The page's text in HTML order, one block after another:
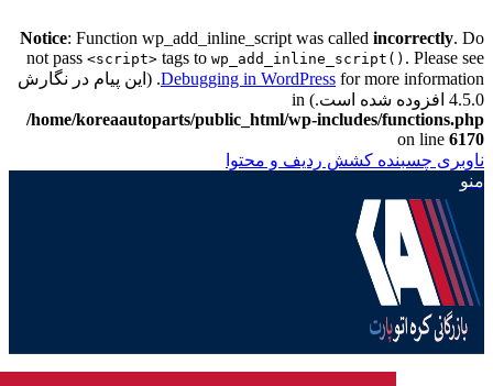
Notice: Function wp_add_inline_script was called incorrectly. Do
not pass <script> tags to wp_add_inline_script() . Please see
Debugging in WordPressfor more information. (این پیام در نگارش
4.5.0 افزوده شده است.) in
/home/koreaautoparts/public_html/wp-includes/functions.php
on line 6170
ناوبری چسبنده کشش ردیف و محتوا
منو